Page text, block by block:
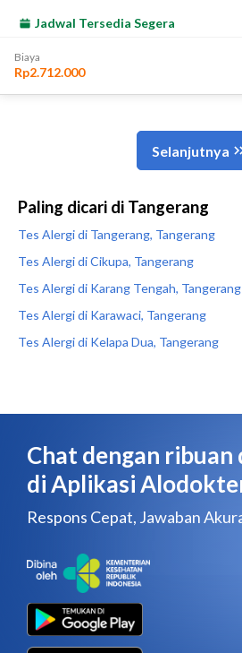
Paling dicari di Tangerang
Tes Alergi di Tangerang, Tangerang
Tes Alergi di Cikupa, Tangerang
Tes Alergi di Karang Tengah, Tangerang
Tes Alergi di Karawaci, Tangerang
Tes Alergi di Kelapa Dua, Tangerang